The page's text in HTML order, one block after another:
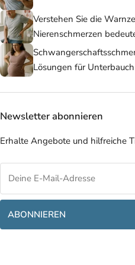
Verstehen Sie die
Nierenschmerzen
Lösungen für
Newsletter abonnieren
Erhalte Angebote und hilfreiche
ABONNIEREN